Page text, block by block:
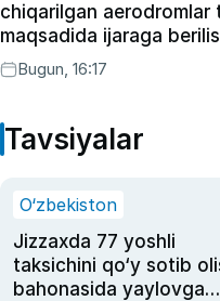
chiqarilgan aerodromlar
maqsadida ijaraga
mumkin
Bugun, 16:17
Tavsiyalar
O‘zbekiston
Jizzaxda 77 yoshli
taksichini qo‘y sotib
bahonasida yaylovga